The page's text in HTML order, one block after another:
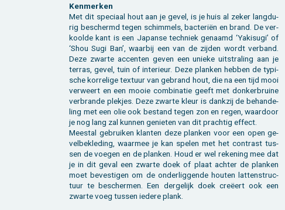
Ken­mer­ken
Met dit spe­ci­aal hout aan je gevel, is je huis al zeker lang­du­
rig be­schermd tegen schim­mels, bac­te­riën en brand. De ver­
kool­de kant is een Ja­pan­se tech­niek ge­naamd ‘Ya­k­i­su­gi’ of
‘Shou Sugi Ban’, waar­bij een van de zij­den wordt ver­band.
Deze zwar­te ac­cen­ten geven een unie­ke uit­stra­ling aan je
ter­ras, gevel, tuin of in­te­ri­eur. Deze plan­ken heb­ben de ty­pi­
sche kor­re­li­ge tex­tuur van ge­brand hout, die na een tijd mooi
ver­weert en een mooie com­bi­na­tie geeft met don­ker­brui­ne
ver­bran­de plek­jes. Deze zwar­te kleur is dank­zij de be­han­de­
ling met een olie ook be­stand tegen zon en regen, waar­door
je nog lang zal kun­nen ge­nie­ten van dit prach­tig ef­fect.
Mee­st­al ge­brui­ken klan­ten deze plan­ken voor een open ge­
vel­be­kle­ding, waar­mee je kan spe­len met het con­trast tus­
sen de voe­gen en de plan­ken. Houd er wel re­ke­ning mee dat
je in dit geval een zwar­te doek of plaat ach­ter de plan­ken
moet be­ves­ti­gen om de on­der­lig­gen­de hou­ten lat­ten­struc­
tuur te be­scher­men. Een der­ge­lijk doek creëert ook een
zwar­te voeg tus­sen ie­de­re plank.